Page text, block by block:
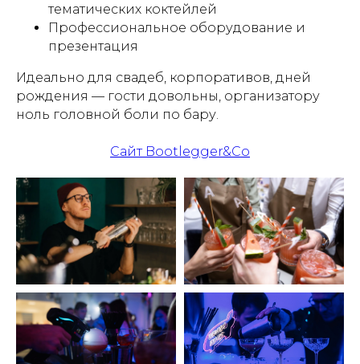
тематических коктейлей
Профессиональное оборудование и
презентация
Идеально для свадеб, корпоративов, дней
рождения — гости довольны, организатору
ноль головной боли по бару.
Сайт Bootlegger&Co